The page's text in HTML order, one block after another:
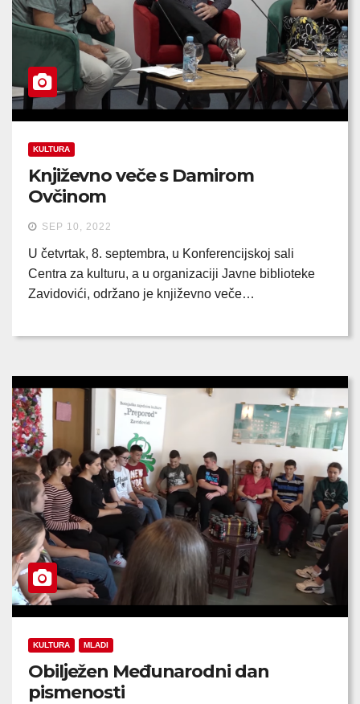
KULTURA
Književno veče s Damirom
Ovčinom
SEP 10, 2022
U četvrtak, 8. septembra, u Konferencijskoj sali
Centra za kulturu, a u organizaciji Javne biblioteke
Zavidovići, održano je književno veče…
KULTURA MLADI
Obilježen Međunarodni dan
pismenosti